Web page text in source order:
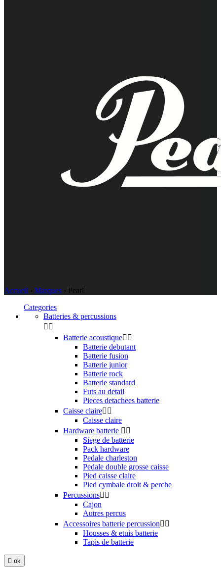
Accueil › Marques › Pearl
Categories
Batteries & percussions
 
Batterie acoustique 
Batterie debutant
Batterie fusion
Batterie junior
Batterie rock
Batterie standard
Futs au detail
Pieces detachees batterie
Caisse claire 
Caisse claire
Hardware batterie  
Siege de batterie
Pack hardware
Pedale charleston
Pedale double grosse caisse
Pied caisse claire
Pied cymbale droit & perche
Percussions 
Cajon
Autres percus
Accessoires batterie percussion 
Housses & etuis batterie
Tapis de batterie
 ok